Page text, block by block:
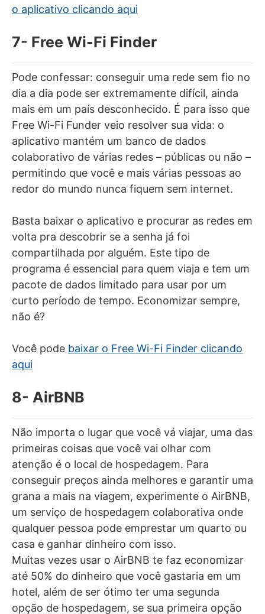
o aplicativo clicando aqui
7- Free Wi-Fi Finder
Pode confessar: conseguir uma rede sem fio no
dia a dia pode ser extremamente difícil, ainda
mais em um país desconhecido. É para isso que
Free Wi-Fi Funder veio resolver sua vida: o
aplicativo mantém um banco de dados
colaborativo de várias redes – públicas ou não –
permitindo que você e mais várias pessoas ao
redor do mundo nunca fiquem sem internet.
Basta baixar o aplicativo e procurar as redes em
volta pra descobrir se a senha já foi
compartilhada por alguém. Este tipo de
programa é essencial para quem viaja e tem um
pacote de dados limitado para usar por um
curto período de tempo. Economizar sempre,
não é?
Você pode baixar o Free Wi-Fi Finder clicando
aqui
8- AirBNB
Não importa o lugar que você vá viajar, uma das
primeiras coisas que você vai olhar com
atenção é o local de hospedagem. Para
conseguir preços ainda melhores e garantir uma
grana a mais na viagem, experimente o AirBNB,
um serviço de hospedagem colaborativa onde
qualquer pessoa pode emprestar um quarto ou
casa e ganhar dinheiro com isso.
Muitas vezes usar o AirBNB te faz economizar
até 50% do dinheiro que você gastaria em um
hotel, além de ser ótimo ter uma segunda
opção de hospedagem, se sua primeira opção